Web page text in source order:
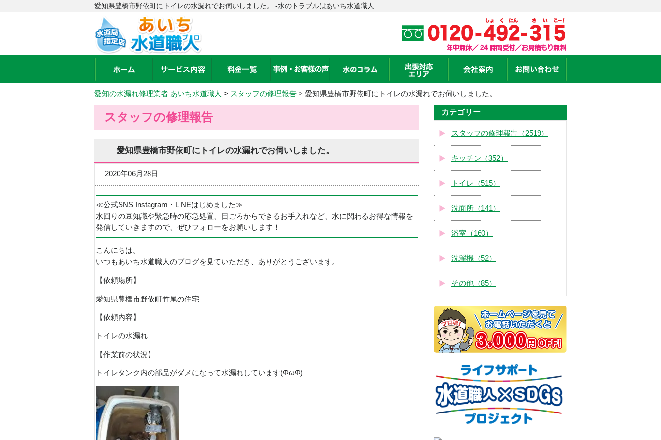
愛知県豊橋市野依町にトイレの水漏れでお伺いしました。 -水のトラブルはあいち水道職人
愛知の水漏れ修理業者 あいち水道職人 > スタッフの修理報告 > 愛知県豊橋市野依町にトイレの水漏れでお伺いしました。
スタッフの修理報告
愛知県豊橋市野依町にトイレの水漏れでお伺いしました。
2020年06月28日
≪公式SNS Instagram・LINEはじめました≫
水回りの豆知識や緊急時の応急処置、日ごろからできるお手入れなど、水に関わるお得な情報を
発信していきますので、ぜひフォローをお願いします！
こんにちは。
いつもあいち水道職人のブログを見ていただき、ありがとうございます。
【依頼場所】
愛知県豊橋市野依町竹尾の住宅
【依頼内容】
トイレの水漏れ
【作業前の状況】
トイレタンク内の部品がダメになって水漏れしています(ΦωΦ)
カテゴリー
スタッフの修理報告（2519）
キッチン（352）
トイレ（515）
洗面所（141）
浴室（160）
洗濯機（52）
その他（85）